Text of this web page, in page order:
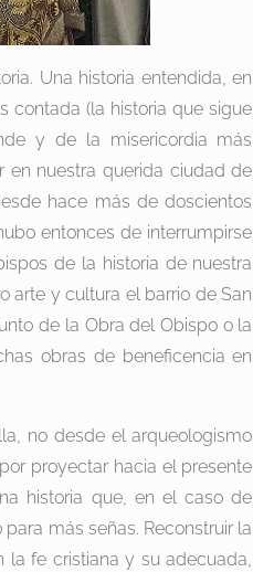
Una historia entendida, en
contada (la historia que sigue
y de la misericordia más
en nuestra querida ciudad de
hace más de doscientos
entonces de interrumpirse
de la historia de nuestra
arte y cultura el barrio de San
de la Obra del Obispo o la
obras de beneficencia en
no desde el arqueologismo
proyectar hacia el presente
historia que, en el caso de
más señas. Reconstruir la
la fe cristiana y su adecuada,